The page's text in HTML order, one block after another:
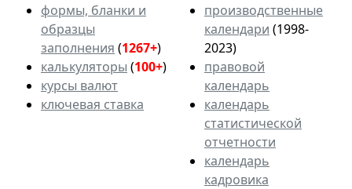
формы, бланки и
образцы
заполнения (1267+)
калькуляторы (100+)
курсы валют
ключевая ставка
производственные
календари (1998-
2023)
правовой
календарь
календарь
статистической
отчетности
календарь
кадровика